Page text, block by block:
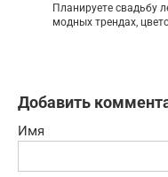
Планируете свадьбу
модных трендах,
Добавить
Имя